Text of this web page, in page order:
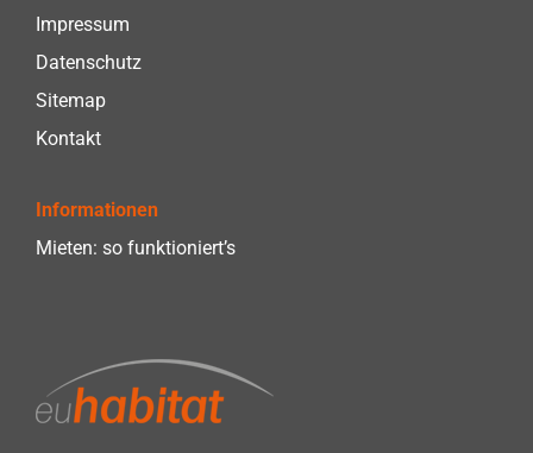
Impressum
Datenschutz
Sitemap
Kontakt
Informationen
Mieten: so funktioniert’s